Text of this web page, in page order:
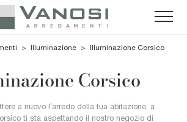
> Illuminazione > Illuminazione Corsico
Corsico
a nuovo l’arredo della tua abitazione, a
ti sta aspettando il nostro negozio di